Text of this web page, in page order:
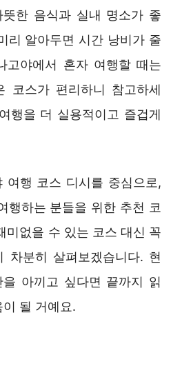
한 음식과 실내 명소가 좋
리 알아두면 시간 낭비가 줄
고야에서 혼자 여행할 때는
코스가 편리하니 참고하세
행을 더 실용적이고 즐겁게
여행 코스 디시를 중심으로,
행하는 분들을 위한 추천 코
미없을 수 있는 코스 대신 꼭
차분히 살펴보겠습니다. 현
아끼고 싶다면 끝까지 읽
될 거예요.